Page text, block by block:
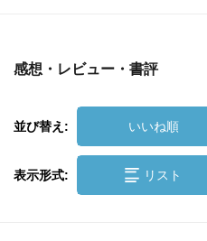
感想・レビュー・書評
並び替え: いいね順
表示形式: リスト